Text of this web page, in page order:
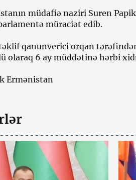
müdafiə naziri Suren
müraciət edib.
qanunverici orqan
olaraq 6 ay müddətinə hərbi
Ermənistan